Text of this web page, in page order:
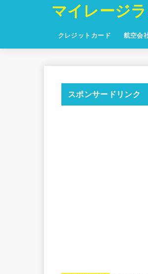
マイレージ
クレジットカード 航空会
スポンサードリンク